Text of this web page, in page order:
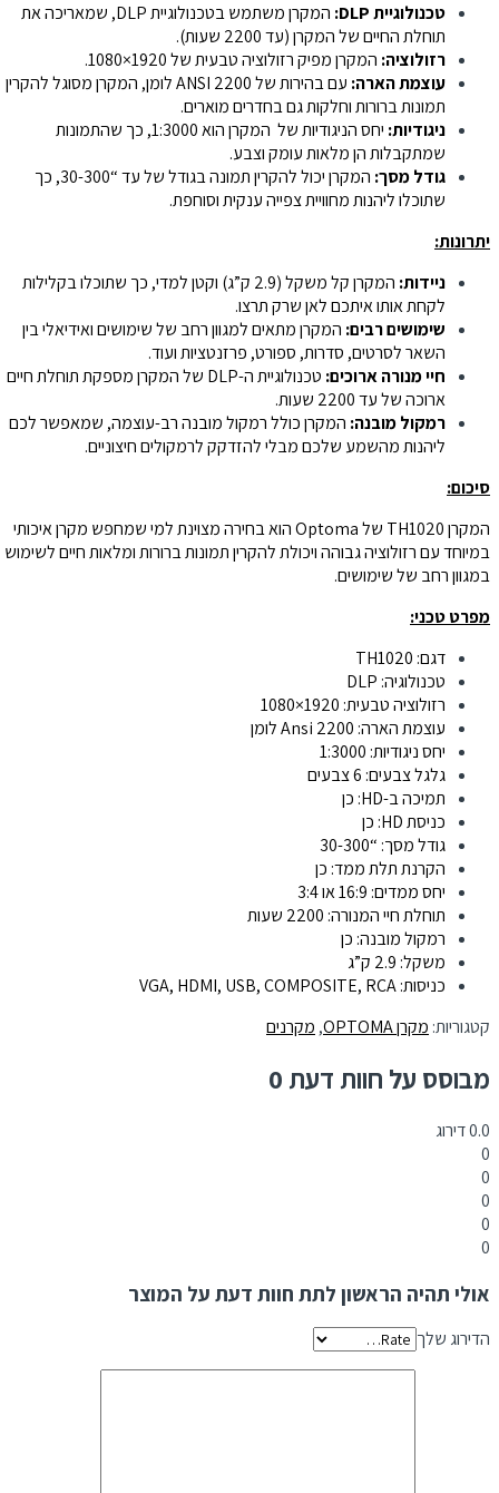
טכנולוגיית DLP:
המקרן משתמש בטכנולוגיית DLP, שמאריכה את
תוחלת החיים של המקרן (עד 2200 שעות).
רזולוציה:המקרן מפיק רזולוציה טבעית של 1920×1080.
עוצמת הארה:
עם בהירות של 2200 ANSI לומן, המקרן מסוגל להקרין
תמונות ברורות וחלקות גם בחדרים מוארים.
ניגודיות:
יחס הניגודיות של המקרן הוא 1:3000, כך שהתמונות
שמתקבלות הן מלאות עומק וצבע.
גודל מסך:
המקרן יכול להקרין תמונה בגודל של עד “30-300, כך
שתוכלו ליהנות מחוויית צפייה ענקית וסוחפת.
יתרונות:
ניידות:
המקרן קל משקל (2.9 ק”ג) וקטן למדי, כך שתוכלו בקלילות
לקחת אותו איתכם לאן שרק תרצו.
שימושים רבים:המקרן מתאים למגוון רחב של שימושים ואידיאלי בין
השאר לסרטים, סדרות, ספורט, פרזנטציות ועוד.
חיי מנורה ארוכים:
טכנולוגיית ה-DLP של המקרן מספקת תוחלת חיים
ארוכה של עד 2200 שעות.
רמקול מובנה:המקרן כולל רמקול מובנה רב-עוצמה, שמאפשר לכם
ליהנות מהשמע שלכם מבלי להזדקק לרמקולים חיצוניים.
סיכום:
המקרן TH1020 של Optoma הוא בחירה מצוינת למי שמחפש מקרן איכותי
במיוחד עם רזולוציה גבוהה ויכולת להקרין תמונות ברורות ומלאות חיים לשימוש
במגוון רחב של שימושים.
מפרט טכני:
דגם: TH1020
טכנולוגיה: DLP
רזולוציה טבעית: 1920×1080
עוצמת הארה: 2200 Ansi לומן
יחס ניגודיות: 1:3000
גלגל צבעים: 6 צבעים
תמיכה ב-HD: כן
כניסת HD: כן
גודל מסך: “30-300
הקרנת תלת ממד: כן
יחס ממדים: 16:9 או 3:4
תוחלת חיי המנורה: 2200 שעות
רמקול מובנה: כן
משקל: 2.9 ק”ג
כניסות: VGA, HDMI, USB, COMPOSITE, RCA
קטגוריות:מקרן OPTOMA ,מקרנים
מבוסס על חוות דעת 0
0.0דירוג
אולי תהיה הראשון לתת חוות דעת על המוצר
הדירוג שלך